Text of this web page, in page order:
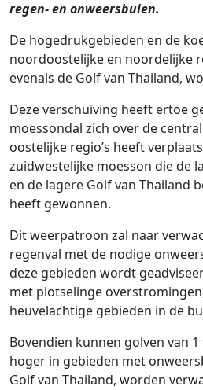
regen- en onweersbuien.
De hogedrukgebieden en de
noordoostelijke en noordelijke
evenals de Golf van Thailand,
Deze verschuiving heeft ertoe
moessondal zich over de
oostelijke regio’s heeft
zuidwestelijke moesson die de
en de lagere Golf van Thailand
heeft gewonnen.
Dit weerpatroon zal naar
regenval met de nodige
deze gebieden wordt
met plotselinge
heuvelachtige gebieden in de
Bovendien kunnen golven van
hoger in gebieden met
Golf van Thailand, worden